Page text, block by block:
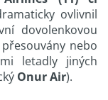
ovlivnil
dovolenkovou
nebo
letadly jiných
Onur Air).